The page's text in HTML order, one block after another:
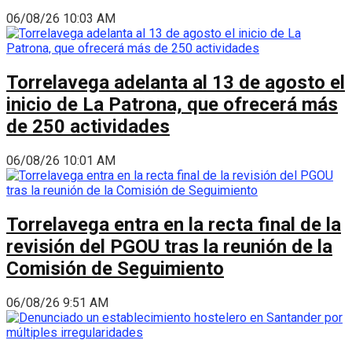
06/08/26 10:03 AM
Torrelavega adelanta al 13 de agosto el
inicio de La Patrona, que ofrecerá más
de 250 actividades
06/08/26 10:01 AM
Torrelavega entra en la recta final de la
revisión del PGOU tras la reunión de la
Comisión de Seguimiento
06/08/26 9:51 AM